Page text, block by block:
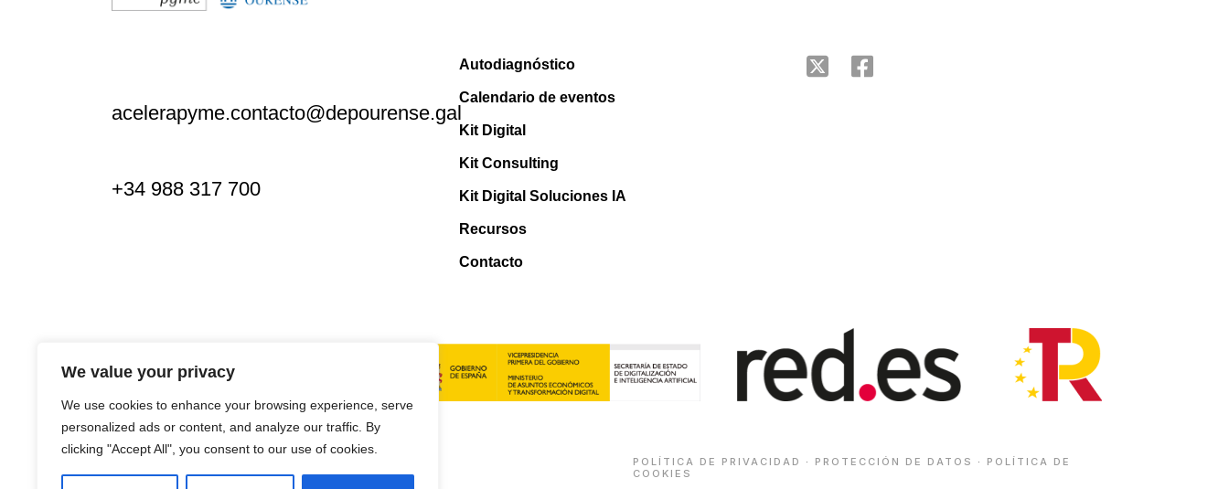
We value your privacy
We use cookies to enhance your browsing experience, serve
personalized ads or content, and analyze our traffic. By
clicking "Accept All", you consent to our use of cookies.
acelerapyme.contacto@depourense.gal
+34 988 317 700
Autodiagnóstico
Calendario de eventos
Kit Digital
Kit Consulting
Kit Digital Soluciones IA
Recursos
Contacto
POLÍTICA DE PRIVACIDAD · PROTECCIÓN DE DATOS · POLÍTICA DE
COOKIES